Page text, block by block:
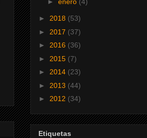
► 2018 (53)
► 2017 (37)
► 2016 (36)
► 2015 (7)
► 2014 (23)
► 2013 (44)
► 2012 (34)
Etiquetas